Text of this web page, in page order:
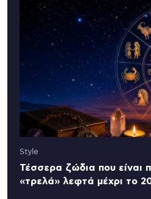
Style
Τέσσερα ζώδια που είναι
«τρελά» λεφτά μέχρι το